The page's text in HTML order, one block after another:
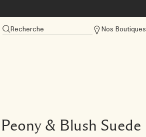
Recherche Nos Boutiques
Peony & Blush Suede